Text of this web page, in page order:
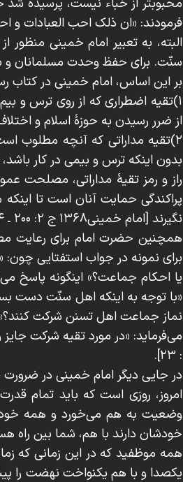
فرمودند: «ان ذلک احب العبادات و
البته، به تعبیر امام خمینی
سنّت. برای حفظ وحدت مسلمانان و
بر این اساس، امام خمینی در کتاب
۱)تقیه اضطراری که از روی ترس و
از ضرر رسیدن به حوزۀ اسلام و
۲)تقیه مداراتی که آنچه
بدون اینکه ترس و بیمی در کار
راز و رمز تقیۀ مداراتی، مصلحت
پراکندگی حمایت آنان است تا
نگیرند [امام خمینی۱۳۶۸ ج ۲: ۲۰۰ ـ ۱۷۴].
همچنین حضرت امام برای رعایت
برای نمونه در جواب استفتایی
یا احکام جماعت؟» اینگونه پاسخ
«با توجه به اینکه اهل سنّت دست
نماز جماعت اهل تسنن شرکت
: ۲۳].
در جایی دیگر امام خمینی در
امروز، روزی است که باید تمام
وضعیت به هم می‌خورد و همه
خودشان دارند با هم، شما بین راه هستید.
همه موظفید که در این زمانی که